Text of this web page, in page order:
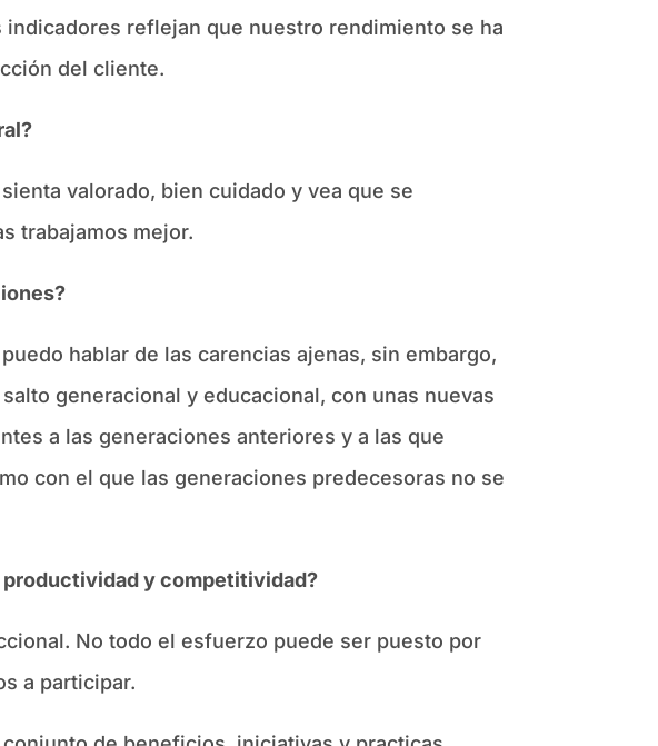
reflejan que nuestro rendimiento se ha
del cliente.
valorado, bien cuidado y vea que se
trabajamos mejor.
hablar de las carencias ajenas, sin embargo,
generacional y educacional, con unas nuevas
a las generaciones anteriores y a las que
con el que las generaciones predecesoras no se
productividad y competitividad?
No todo el esfuerzo puede ser puesto por
a participar.